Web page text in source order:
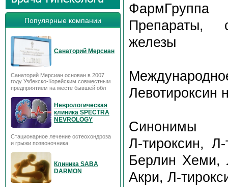
Популярные компании
Санаторий Мерсиан
Санаторий Мерсиан основан в 2007
году Узбекско-Корейским совместным
предприятием на месте бывшей обл
Неврологическая
клиника SPECTRA
NEVROLOGY
Стационарное лечение остеохондроза
и грыжи позвоночника
Клиника SABA
DARMON
ФармГруппа
Препараты,
железы
Левотироксин
Синонимы
Л-тироксин,
Берлин Хеми,
Акри, Л-